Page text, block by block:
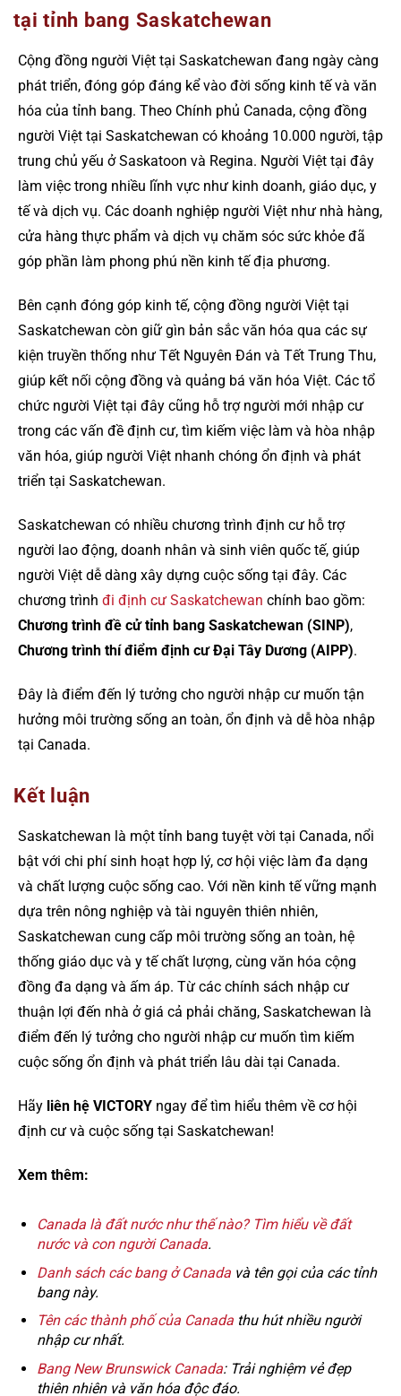
tại tỉnh bang Saskatchewan
Cộng đồng người Việt tại Saskatchewan đang ngày càng
phát triển, đóng góp đáng kể vào đời sống kinh tế và văn
hóa của tỉnh bang. Theo Chính phủ Canada, cộng đồng
người Việt tại Saskatchewan có khoảng 10.000 người, tập
trung chủ yếu ở Saskatoon và Regina. Người Việt tại đây
làm việc trong nhiều lĩnh vực như kinh doanh, giáo dục, y
tế và dịch vụ. Các doanh nghiệp người Việt như nhà hàng,
cửa hàng thực phẩm và dịch vụ chăm sóc sức khỏe đã
góp phần làm phong phú nền kinh tế địa phương.
Bên cạnh đóng góp kinh tế, cộng đồng người Việt tại
Saskatchewan còn giữ gìn bản sắc văn hóa qua các sự
kiện truyền thống như Tết Nguyên Đán và Tết Trung Thu,
giúp kết nối cộng đồng và quảng bá văn hóa Việt. Các tổ
chức người Việt tại đây cũng hỗ trợ người mới nhập cư
trong các vấn đề định cư, tìm kiếm việc làm và hòa nhập
văn hóa, giúp người Việt nhanh chóng ổn định và phát
triển tại Saskatchewan.
Saskatchewan có nhiều chương trình định cư hỗ trợ
người lao động, doanh nhân và sinh viên quốc tế, giúp
người Việt dễ dàng xây dựng cuộc sống tại đây. Các
chương trình đi định cư Saskatchewan chính bao gồm:
Chương trình đề cử tỉnh bang Saskatchewan (SINP),
Chương trình thí điểm định cư Đại Tây Dương (AIPP).
Đây là điểm đến lý tưởng cho người nhập cư muốn tận
hưởng môi trường sống an toàn, ổn định và dễ hòa nhập
tại Canada.
Kết luận
Saskatchewan là một tỉnh bang tuyệt vời tại Canada, nổi
bật với chi phí sinh hoạt hợp lý, cơ hội việc làm đa dạng
và chất lượng cuộc sống cao. Với nền kinh tế vững mạnh
dựa trên nông nghiệp và tài nguyên thiên nhiên,
Saskatchewan cung cấp môi trường sống an toàn, hệ
thống giáo dục và y tế chất lượng, cùng văn hóa cộng
đồng đa dạng và ấm áp. Từ các chính sách nhập cư
thuận lợi đến nhà ở giá cả phải chăng, Saskatchewan là
điểm đến lý tưởng cho người nhập cư muốn tìm kiếm
cuộc sống ổn định và phát triển lâu dài tại Canada.
Hãy liên hệ VICTORY ngay để tìm hiểu thêm về cơ hội
định cư và cuộc sống tại Saskatchewan!
Xem thêm:
Canada là đất nước như thế nào? Tìm hiểu về đất
nước và con người Canada.
Danh sách các bang ở Canadavà tên gọi của các tỉnh
bang này.
Tên các thành phố của Canadathu hút nhiều người
nhập cư nhất.
Bang New Brunswick Canada: Trải nghiệm vẻ đẹp
thiên nhiên và văn hóa độc đáo.